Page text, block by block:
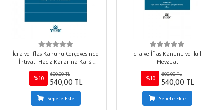
İcra ve İflas Kanunu Çerçevesinde
İhtiyati Haciz Kararına Karşı
Başvuru Yolları
%10
600,00 TL
540,00 TL
Sepete Ekle
İcra ve İflâs Kanunu ve İlgili
Mevzuat
%10
600,00 TL
540,00 TL
Sepete Ekle